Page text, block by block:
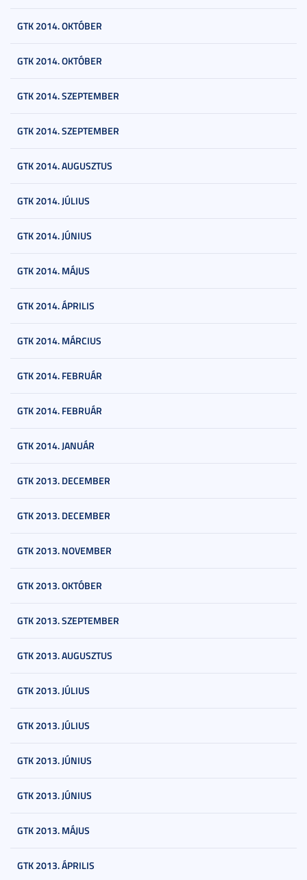
GTK 2014. OKTÓBER
GTK 2014. OKTÓBER
GTK 2014. SZEPTEMBER
GTK 2014. SZEPTEMBER
GTK 2014. AUGUSZTUS
GTK 2014. JÚLIUS
GTK 2014. JÚNIUS
GTK 2014. MÁJUS
GTK 2014. ÁPRILIS
GTK 2014. MÁRCIUS
GTK 2014. FEBRUÁR
GTK 2014. FEBRUÁR
GTK 2014. JANUÁR
GTK 2013. DECEMBER
GTK 2013. DECEMBER
GTK 2013. NOVEMBER
GTK 2013. OKTÓBER
GTK 2013. SZEPTEMBER
GTK 2013. AUGUSZTUS
GTK 2013. JÚLIUS
GTK 2013. JÚLIUS
GTK 2013. JÚNIUS
GTK 2013. JÚNIUS
GTK 2013. MÁJUS
GTK 2013. ÁPRILIS